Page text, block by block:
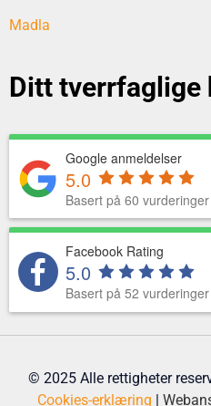
Madla
Ditt tverrfaglige
Google anmeldelser
5.0
Basert på 60 vurderinger
Facebook Rating
5.0
Basert på 52 vurderinger
© 2025 Alle rettigheter
Cookies-erklæring |